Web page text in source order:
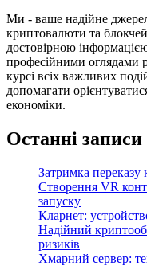
Ми - ваше надійне
криптовалюти та
достовірною
професійними оглядами
курсі всіх важливих
допомагати
економіки.
Останні записи
Затримка переказу
Створення VR
запуску
Кларнет:
Надійний
ризиків
Хмарний сервер: